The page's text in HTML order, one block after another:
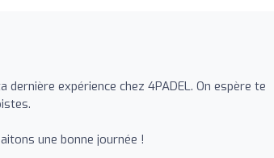
expérience chez 4PADEL. On espère te
une bonne journée !